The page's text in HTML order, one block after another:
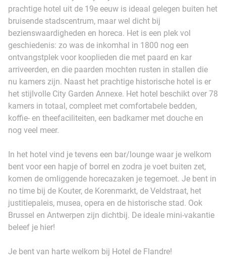
prachtige hotel uit de 19e eeuw is ideaal gelegen buiten het
bruisende stadscentrum, maar wel dicht bij
bezienswaardigheden en horeca. Het is een plek vol
geschiedenis: zo was de inkomhal in 1800 nog een
ontvangstplek voor kooplieden die met paard en kar
arriveerden, en die paarden mochten rusten in stallen die
nu kamers zijn. Naast het prachtige historische hotel is er
het stijlvolle City Garden Annexe. Het hotel beschikt over 78
kamers in totaal, compleet met comfortabele bedden,
koffie- en theefaciliteiten, een badkamer met douche en
nog veel meer.
In het hotel vind je tevens een bar/lounge waar je welkom
bent voor een hapje of borrel en zodra je voet buiten zet,
komen de omliggende horecazaken je tegemoet. Je bent in
no time bij de Kouter, de Korenmarkt, de Veldstraat, het
justitiepaleis, musea, opera en de historische stad. Ook
Brussel en Antwerpen zijn dichtbij. De ideale mini-vakantie
beleef je hier!
Je bent van harte welkom bij Hotel de Flandre!